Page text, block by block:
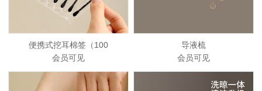
便携式挖耳棉签（100
会员可见
导液梳
会员可见